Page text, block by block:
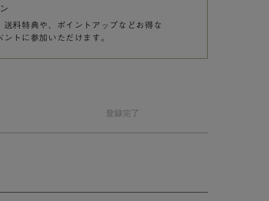
料特典や、
ポイントアップなどお得な
ントに参加いただけます。
登録完了